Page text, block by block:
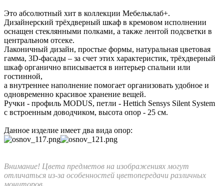
Это абсолютный хит в коллекции Мебельклаб+.
Дизайнерский трёхдверный шкаф в кремовом исполнении
оснащен стеклянными полками, а также лентой подсветки в
центральном отсеке.
Лаконичный дизайн, простые формы, натуральная цветовая
гамма, 3D-фасады – за счет этих характеристик, трёхдверный
шкаф органично вписывается в интерьер спальни или
гостинной,
а внутреннее наполнение помогает организовать удобное и
одновременно красивое хранение вещей.
Ручки - профиль MODUS, петли - Hettich Sensys Silent System
с встроенным доводчиком, высота опор - 25 см.
Данное изделие имеет два вида опор:
Внимание! Цвета предметов на изображениях могут
отличаться из-за особенностей цветопередачи различных
мониторов.